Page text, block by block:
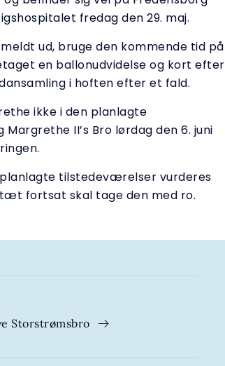
fredag den 29. maj.
ud, bruge den kommende tid på
en ballonudvidelse og kort efter
i hoften efter et fald.
ikke i den planlagte
II’s Bro lørdag den 6. juni
tilstedeværelser vurderes
fortsat skal tage den med ro.
Storstrømsbro